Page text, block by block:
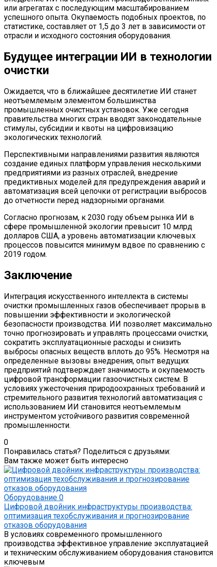
или агрегатах с последующим масштабированием
успешного опыта. Окупаемость подобных проектов, по
статистике, составляет от 1,5 до 3 лет в зависимости от
отрасли и исходного состояния оборудования.
Будущее интеграции ИИ в технологии
очистки
Ожидается, что в ближайшее десятилетие ИИ станет
неотъемлемым элементом большинства
промышленных очистных установок. Уже сегодня
правительства многих стран вводят законодательные
стимулы, субсидии и квоты на цифровизацию
экологических технологий.
Перспективными направлениями развития являются
создание единых платформ управления несколькими
предприятиями из разных отраслей, внедрение
предиктивных моделей для предупреждения аварий и
автоматизация всей цепочки от регистрации выбросов
до отчетности перед надзорными органами.
Согласно прогнозам, к 2030 году объем рынка ИИ в
сфере промышленной экологии превысит 10 млрд
долларов США, а уровень автоматизации ключевых
процессов повысится минимум вдвое по сравнению с
2019 годом.
Заключение
Интеграция искусственного интеллекта в системы
очистки промышленных газов обеспечивает прорыв в
повышении эффективности и экологической
безопасности производства. ИИ позволяет максимально
точно прогнозировать и управлять процессами очистки,
сократить эксплуатационные расходы и снизить
выбросы опасных веществ вплоть до 95%. Несмотря на
определенные вызовы внедрения, опыт ведущих
предприятий подтверждает значимость и окупаемость
цифровой трансформации газоочистных систем. В
условиях ужесточения природоохранных требований и
стремительного развития технологий автоматизация с
использованием ИИ становится неотъемлемым
инструментом устойчивого развития современной
промышленности.
0
Понравилась статья? Поделиться с друзьями:
Вам также может быть интересно
Оборудование 0
Цифровой двойник инфраструктуры производства:
оптимизация техобслуживания и прогнозирование
отказов оборудования
В условиях современного промышленного
производства эффективное управление эксплуатацией
и техническим обслуживанием оборудования становится
ключевым